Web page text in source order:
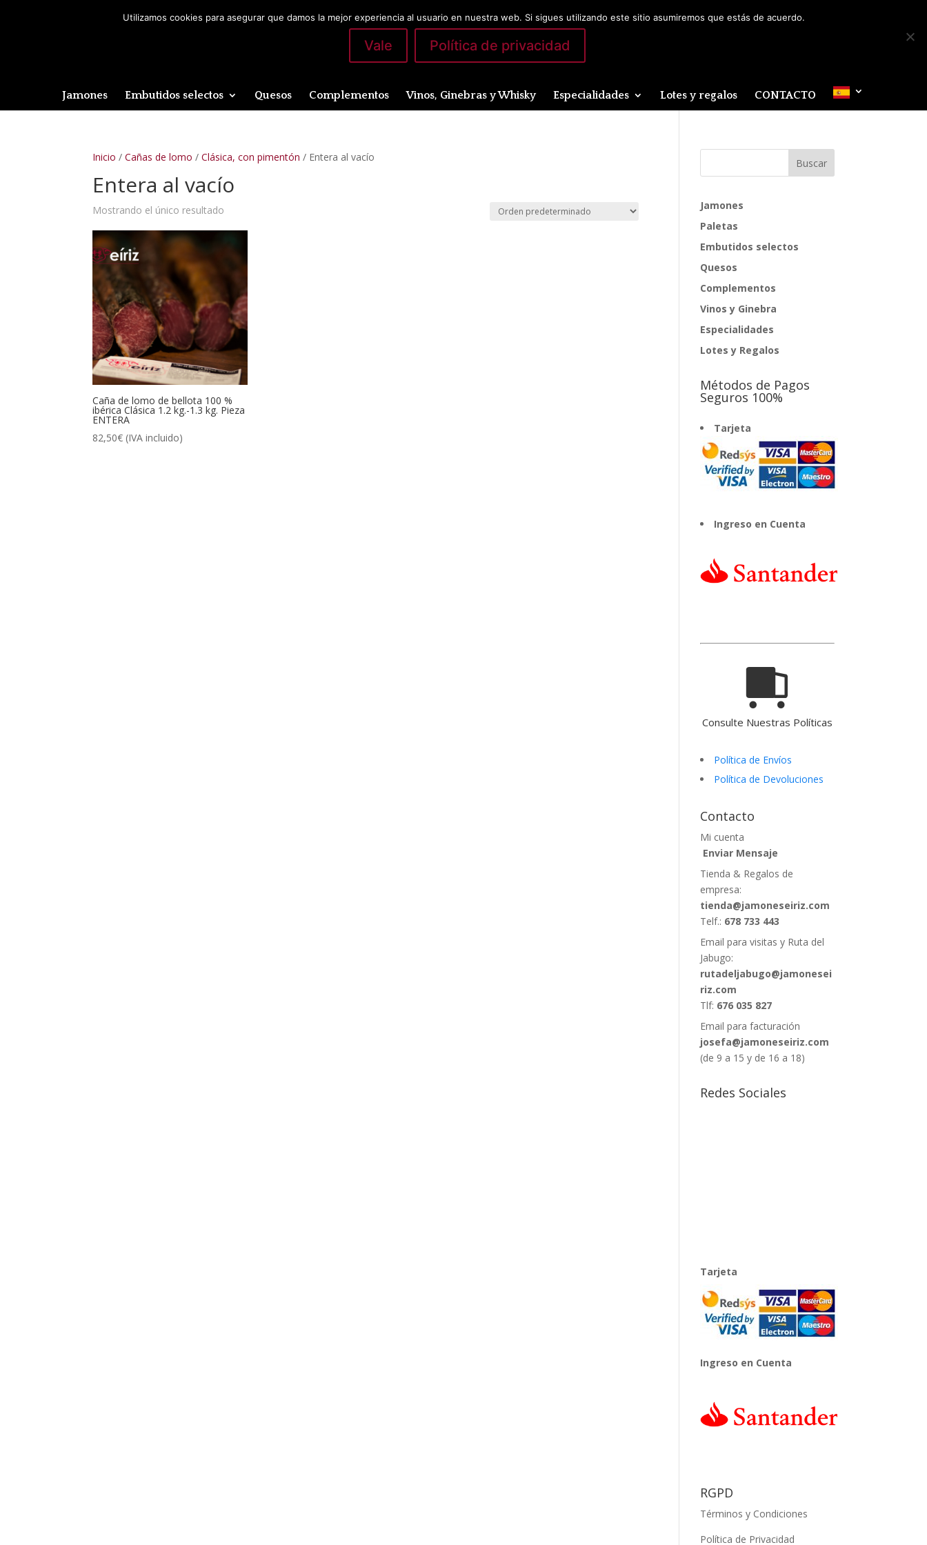
Mi cuenta 0 elementos
Jamones Embutidos selectos Quesos Complementos Vinos, Ginebras y Whisky Especialidades Lotes y regalos CONTACTO
Inicio /Cañas de lomo /Clásica, con pimentón / Entera al vacío
Entera al vacío
Mostrando el único resultado
Caña de lomo de bellota 100 %
ibérica Clásica 1.2 kg.-1.3 kg. Pieza
ENTERA
82,50€ (IVA incluido)
Jamones
Paletas
Embutidos selectos
Quesos
Complementos
Vinos y Ginebra
Especialidades
Lotes y Regalos
Métodos de Pagos
Seguros 100%
Tarjeta
Ingreso en Cuenta
Consulte Nuestras Políticas
Política de Envíos
Política de Devoluciones
Contacto
Mi cuenta
Enviar Mensaje
Tienda & Regalos de
empresa:
tienda@jamoneseiriz.com
Telf.: 678 733 443
Email para visitas y Ruta del
Jabugo:
rutadeljabugo@jamonesei
riz.com
Tlf: 676 035 827
Email para facturación
josefa@jamoneseiriz.com
(de 9 a 15 y de 16 a 18)
Redes Sociales
Tarjeta
Ingreso en Cuenta
RGPD
Términos y Condiciones
Política de Privacidad
Utilizamos cookies para asegurar que damos la mejor experiencia al usuario en nuestra web. Si sigues utilizando este sitio asumiremos que estás de acuerdo.
Vale Política de privacidad